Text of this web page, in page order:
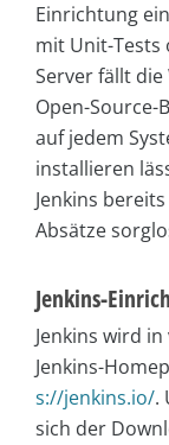
Einrichtung
mit Unit-Tests
Server fällt die
Open-Source-
auf jedem
installieren
Jenkins
Absätze
Jenkins-
Jenkins wird
Jenkins-
s://jenkins.io/.­
sich der